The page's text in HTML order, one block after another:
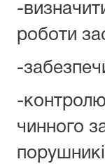
-
роботи
-
-
чинного